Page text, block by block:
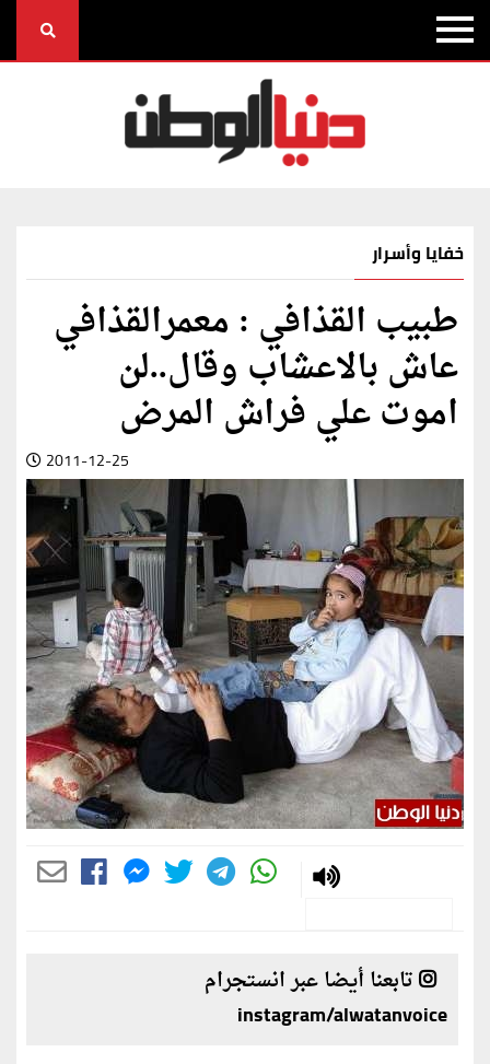
خفايا وأسرار
طبيب القذافي : معمرالقذافي
عاش بالاعشاب وقال..لن
اموت علي فراش المرض
2011-12-25
تابعنا أيضا عبر انستجرام
instagram/alwatanvoice